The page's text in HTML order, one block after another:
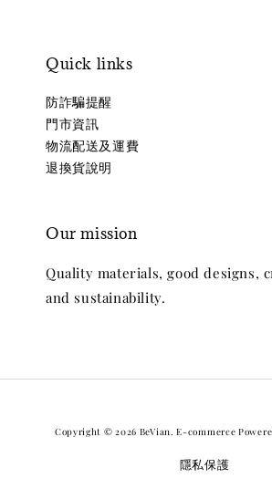
Quick links
防詐騙提醒
門市資訊
物流配送及運費
退換貨說明
Our mission
Quality materials, good designs,
and sustainability.
Copyright © 2026 BeVian. E-commerce
隱私保護